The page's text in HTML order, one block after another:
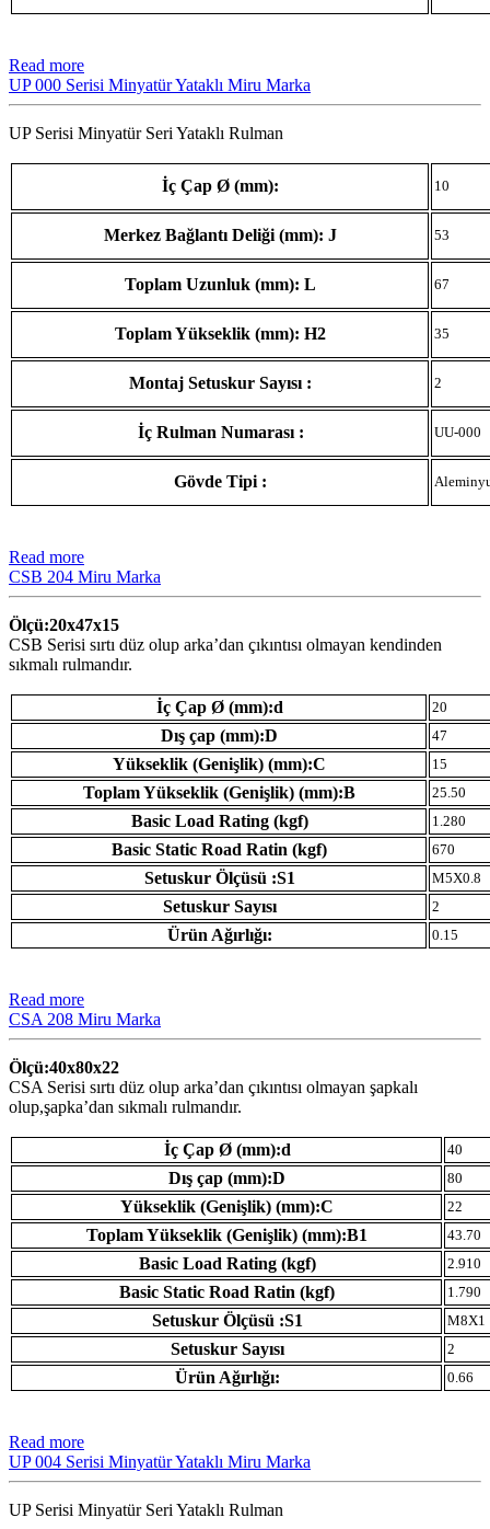
Read more
UP 000 Serisi Minyatür Yataklı Miru Marka
UP Serisi Minyatür Seri Yataklı Rulman
İç Çap Ø (mm): 10
Merkez Bağlantı Deliği (mm): J 53
Toplam Uzunluk (mm): L 67
Toplam Yükseklik (mm): H2 35
Montaj Setuskur Sayısı : 2
İç Rulman Numarası : UU-000
Gövde Tipi :
Read more
CSB 204 Miru Marka
Ölçü:20x47x15
CSB Serisi sırtı düz olup arka’dan çıkıntısı olmayan kendinden
sıkmalı rulmandır.
İç Çap Ø (mm):d 20
Dış çap (mm):D 47
Yükseklik (Genişlik) (mm):C 15
Toplam Yükseklik (Genişlik) (mm):B 25.50
Basic Load Rating (kgf) 1.280
Basic Static Road Ratin (kgf) 670
Setuskur Ölçüsü :S1 M5X0.8
Setuskur Sayısı 2
Ürün Ağırlığı: 0.15
Read more
CSA 208 Miru Marka
Ölçü:40x80x22
CSA Serisi sırtı düz olup arka’dan çıkıntısı olmayan şapkalı
olup,şapka’dan sıkmalı rulmandır.
İç Çap Ø (mm):d 40
Dış çap (mm):D 80
Yükseklik (Genişlik) (mm):C 22
Toplam Yükseklik (Genişlik) (mm):B1 43.70
Basic Load Rating (kgf) 2.910
Basic Static Road Ratin (kgf) 1.790
Setuskur Ölçüsü :S1 M8X1
Setuskur Sayısı 2
Ürün Ağırlığı: 0.66
Read more
UP 004 Serisi Minyatür Yataklı Miru Marka
UP Serisi Minyatür Seri Yataklı Rulman